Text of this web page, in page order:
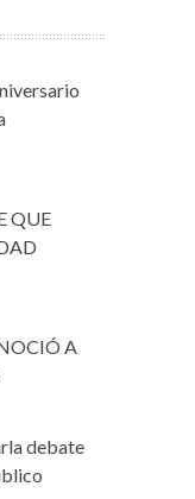
QUE
A
debate